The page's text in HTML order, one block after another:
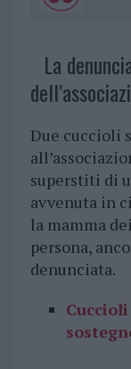
La
Due cuccioli
superstiti di
avvenuta in
la mamma
persona,
denunciata.